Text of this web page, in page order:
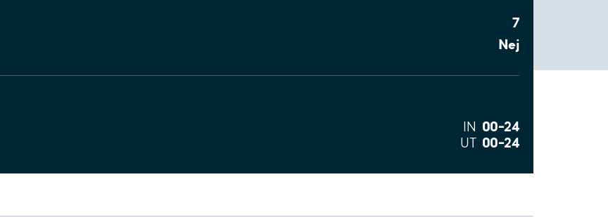
7
Nej
IN 00–24
UT 00–24